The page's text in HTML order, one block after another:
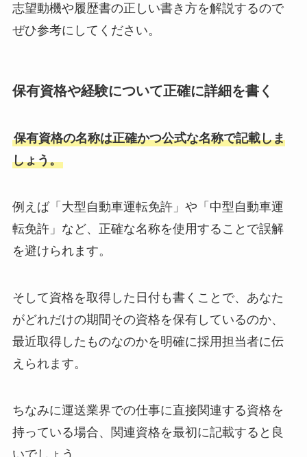
志望動機や履歴書の正しい書き方を解説するので
ぜひ参考にしてください。
保有資格や経験について正確に詳細を書く
保有資格の名称は正確かつ公式な名称で記載しま
しょう。
例えば「大型自動車運転免許」や「中型自動車運
転免許」など、正確な名称を使用することで誤解
を避けられます。
そして資格を取得した日付も書くことで、あなた
がどれだけの期間その資格を保有しているのか、
最近取得したものなのかを明確に採用担当者に伝
えられます。
ちなみに運送業界での仕事に直接関連する資格を
持っている場合、関連資格を最初に記載すると良
いでしょう。